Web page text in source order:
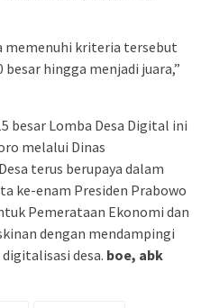
memenuhi kriteria tersebut
hingga menjadi juara,”
besar Lomba Desa Digital ini
melalui Dinas
terus berupaya dalam
ke-enam Presiden Prabowo
Pemerataan Ekonomi dan
dengan mendampingi
desa. boe, abk